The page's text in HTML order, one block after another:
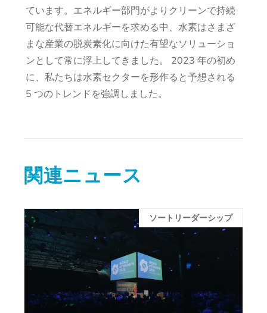
ています。エネルギー部門がよりクリーンで持続
可能な代替エネルギーを求める中、水素はさまざ
まな産業の脱炭素化に向けた有望なソリューショ
ンとして常に浮上してきました。 2023 年の初め
に、私たちは水素セクターを形作ると予想される
5 つのトレンドを強調しました。
関連ニュース
ソートリーダーシップ